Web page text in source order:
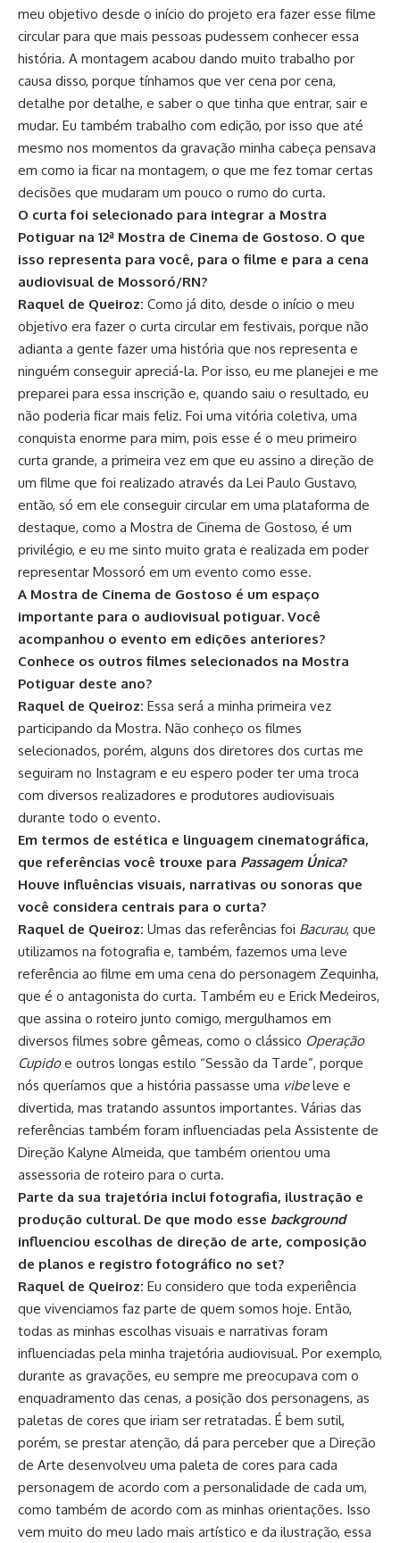
meu objetivo desde o início do projeto era fazer esse filme
circular para que mais pessoas pudessem conhecer essa
história. A montagem acabou dando muito trabalho por
causa disso, porque tínhamos que ver cena por cena,
detalhe por detalhe, e saber o que tinha que entrar, sair e
mudar. Eu também trabalho com edição, por isso que até
mesmo nos momentos da gravação minha cabeça pensava
em como ia ficar na montagem, o que me fez tomar certas
decisões que mudaram um pouco o rumo do curta.
O curta foi selecionado para integrar a Mostra
Potiguar na 12ª Mostra de Cinema de Gostoso. O que
isso representa para você, para o filme e para a cena
audiovisual de Mossoró/RN?
Raquel de Queiroz: Como já dito, desde o início o meu
objetivo era fazer o curta circular em festivais, porque não
adianta a gente fazer uma história que nos representa e
ninguém conseguir apreciá-la. Por isso, eu me planejei e me
preparei para essa inscrição e, quando saiu o resultado, eu
não poderia ficar mais feliz. Foi uma vitória coletiva, uma
conquista enorme para mim, pois esse é o meu primeiro
curta grande, a primeira vez em que eu assino a direção de
um filme que foi realizado através da Lei Paulo Gustavo,
então, só em ele conseguir circular em uma plataforma de
destaque, como a Mostra de Cinema de Gostoso, é um
privilégio, e eu me sinto muito grata e realizada em poder
representar Mossoró em um evento como esse.
A Mostra de Cinema de Gostoso é um espaço
importante para o audiovisual potiguar. Você
acompanhou o evento em edições anteriores?
Conhece os outros filmes selecionados na Mostra
Potiguar deste ano?
Raquel de Queiroz: Essa será a minha primeira vez
participando da Mostra. Não conheço os filmes
selecionados, porém, alguns dos diretores dos curtas me
seguiram no Instagram e eu espero poder ter uma troca
com diversos realizadores e produtores audiovisuais
durante todo o evento.
Em termos de estética e linguagem cinematográfica,
que referências você trouxe para Passagem Única?
Houve influências visuais, narrativas ou sonoras que
você considera centrais para o curta?
Raquel de Queiroz: Umas das referências foi Bacurau, que
utilizamos na fotografia e, também, fazemos uma leve
referência ao filme em uma cena do personagem Zequinha,
que é o antagonista do curta. Também eu e Erick Medeiros,
que assina o roteiro junto comigo, mergulhamos em
diversos filmes sobre gêmeas, como o clássico Operação
Cupidoe outros longas estilo “Sessão da Tarde”, porque
nós queríamos que a história passasse uma vibeleve e
divertida, mas tratando assuntos importantes. Várias das
referências também foram influenciadas pela Assistente de
Direção Kalyne Almeida, que também orientou uma
assessoria de roteiro para o curta.
Parte da sua trajetória inclui fotografia, ilustração e
produção cultural. De que modo esse background
influenciou escolhas de direção de arte, composição
de planos e registro fotográfico no set?
Raquel de Queiroz: Eu considero que toda experiência
que vivenciamos faz parte de quem somos hoje. Então,
todas as minhas escolhas visuais e narrativas foram
influenciadas pela minha trajetória audiovisual. Por exemplo,
durante as gravações, eu sempre me preocupava com o
enquadramento das cenas, a posição dos personagens, as
paletas de cores que iriam ser retratadas. É bem sutil,
porém, se prestar atenção, dá para perceber que a Direção
de Arte desenvolveu uma paleta de cores para cada
personagem de acordo com a personalidade de cada um,
como também de acordo com as minhas orientações. Isso
vem muito do meu lado mais artístico e da ilustração, essa